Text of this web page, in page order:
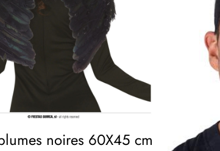
noires 60X45 cm